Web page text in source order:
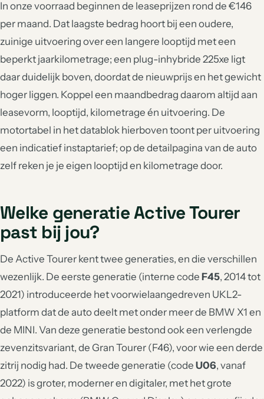
In onze voorraad beginnen de leaseprijzen rond de €146
per maand. Dat laagste bedrag hoort bij een oudere,
zuinige uitvoering over een langere looptijd met een
beperkt jaarkilometrage; een plug-inhybride 225xe ligt
daar duidelijk boven, doordat de nieuwprijs en het gewicht
hoger liggen. Koppel een maandbedrag daarom altijd aan
leasevorm, looptijd, kilometrage én uitvoering. De
motortabel in het datablok hierboven toont per uitvoering
een indicatief instaptarief; op de detailpagina van de auto
zelf reken je je eigen looptijd en kilometrage door.
Welke generatie Active Tourer
past bij jou?
De Active Tourer kent twee generaties, en die verschillen
wezenlijk. De eerste generatie (interne code F45, 2014 tot
2021) introduceerde het voorwielaangedreven UKL2-
platform dat de auto deelt met onder meer de BMW X1 en
de MINI. Van deze generatie bestond ook een verlengde
zevenzitsvariant, de Gran Tourer (F46), voor wie een derde
zitrij nodig had. De tweede generatie (code U06, vanaf
2022) is groter, moderner en digitaler, met het grote